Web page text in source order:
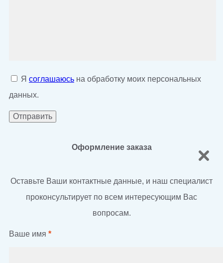
Я соглашаюсь на обработку моих персональных
данных.
Оформление заказа
Оставьте Ваши контактные данные, и наш специалист
проконсультирует по всем интересующим Вас
вопросам.
Ваше имя *